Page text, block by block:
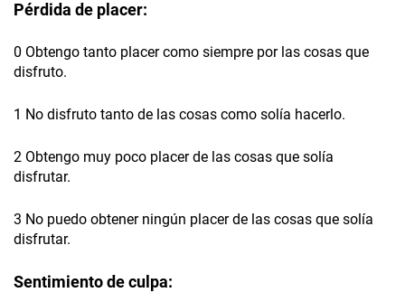
Pérdida de placer:
0 Obtengo tanto placer como siempre por las cosas que
disfruto.
1 No disfruto tanto de las cosas como solía hacerlo.
2 Obtengo muy poco placer de las cosas que solía
disfrutar.
3 No puedo obtener ningún placer de las cosas que solía
disfrutar.
Sentimiento de culpa: